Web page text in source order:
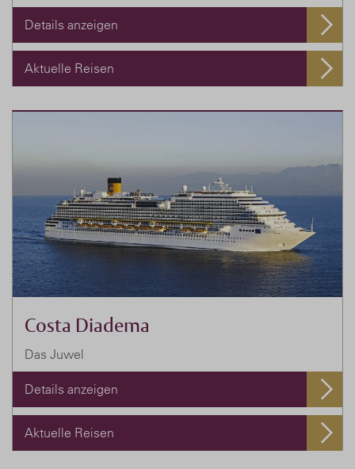
Details anzeigen
Aktuelle Reisen
Costa Diadema
Das Juwel
Details anzeigen
Aktuelle Reisen